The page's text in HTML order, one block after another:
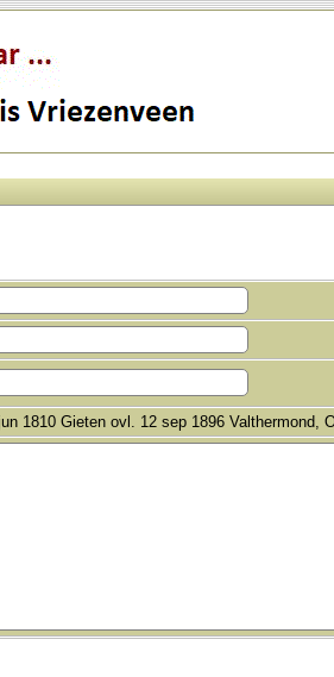
1810 Gieten ovl. 12 sep 1896 Valthermond,